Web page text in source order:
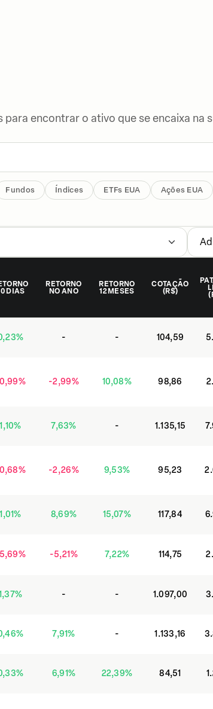
encontrar o ativo que se encaixa na
Fundos Índices ETFs EUA Ações EUA
DIAS
RETORNO
NO ANO
RETORNO
12 MESES
COTAÇÃO
(R$)
(
% - - 104,59
% -2,99% 10,08% 98,86
1,10% 7,63% - 1.135,15
% -2,26% 9,53% 95,23
1,01% 8,69% 15,07% 117,84
% -5,21% 7,22% 114,75
% - - 1.097,00
% 7,91% - 1.133,16
% 6,91% 22,39% 84,51